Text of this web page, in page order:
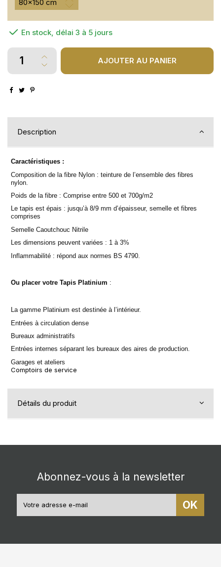
En stock, délai 3 à 5 jours
AJOUTER AU PANIER
Description
Caractéristiques :
Composition de la fibre Nylon : teinture de l’ensemble des fibres
nylon.
Poids de la fibre : Comprise entre 500 et 700g/m2
Le tapis est épais : jusqu’à 8/9 mm d’épaisseur, semelle et fibres
comprises
Semelle Caoutchouc Nitrile
Les dimensions peuvent variées : 1 à 3%
Inflammabilité : répond aux normes BS 4790.
Ou placer votre Tapis Platinium :
La gamme Platinium est destinée à l’intérieur.
Entrées à circulation dense
Bureaux administratifs
Entrées internes séparant les bureaux des aires de production.
Garages et ateliers
Comptoirs de service
Détails du produit
Abonnez-vous à la newsletter
OK